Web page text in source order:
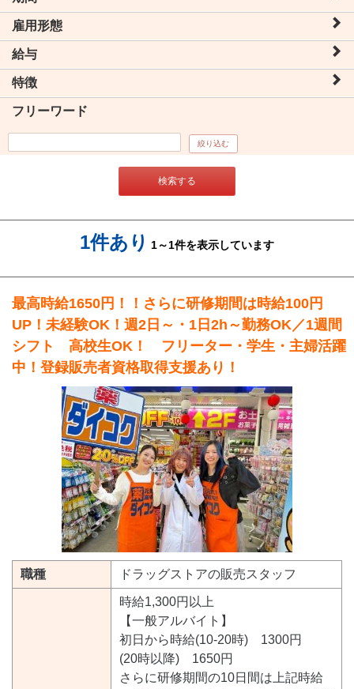
雇用形態
給与
特徴
フリーワード
絞り込む
検索する
1件あり 1～1件を表示しています
最高時給1650円！！さらに研修期間は時給100円
UP！未経験OK！週2日～・1日2h～勤務OK／1週間
シフト 高校生OK！ フリーター・学生・主婦活躍
中！登録販売者資格取得支援あり！
職種 ドラッグストアの販売スタッフ
時給1,300円以上
【一般アルバイト】
初日から時給(10-20時) 1300円
(20時以降) 1650円
さらに研修期間の10日間は上記時給